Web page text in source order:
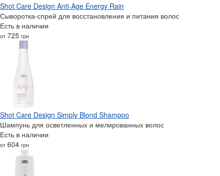
Shot Care Design Anti-Age Energy Rain
Сыворотка-спрей для восстановления и питания волос
Есть в наличии
от 725 грн
Shot Care Design Simply Blond Shampoo
Шампунь для осветленных и мелированных волос
Есть в наличии
от 604 грн